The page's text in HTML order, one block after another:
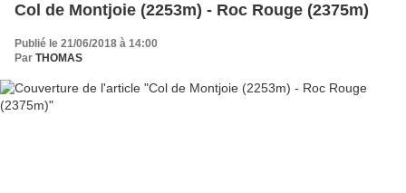
Col de Montjoie (2253m) - Roc Rouge (2375m)
Publié le 21/06/2018 à 14:00
Par THOMAS